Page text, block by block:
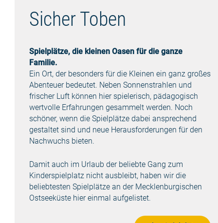
Sicher Toben
Spielplätze, die kleinen Oasen für die ganze
Familie.
Ein Ort, der besonders für die Kleinen ein ganz großes
Abenteuer bedeutet. Neben Sonnenstrahlen und
frischer Luft können hier spielerisch, pädagogisch
wertvolle Erfahrungen gesammelt werden. Noch
schöner, wenn die Spielplätze dabei ansprechend
gestaltet sind und neue Herausforderungen für den
Nachwuchs bieten.
Damit auch im Urlaub der beliebte Gang zum
Kinderspielplatz nicht ausbleibt, haben wir die
beliebtesten Spielplätze an der Mecklenburgischen
Ostseeküste hier einmal aufgelistet.